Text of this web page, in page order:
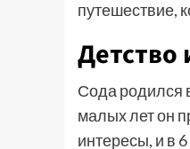
путешествие,
Детство
Сода родился
малых лет он
интересы, и в